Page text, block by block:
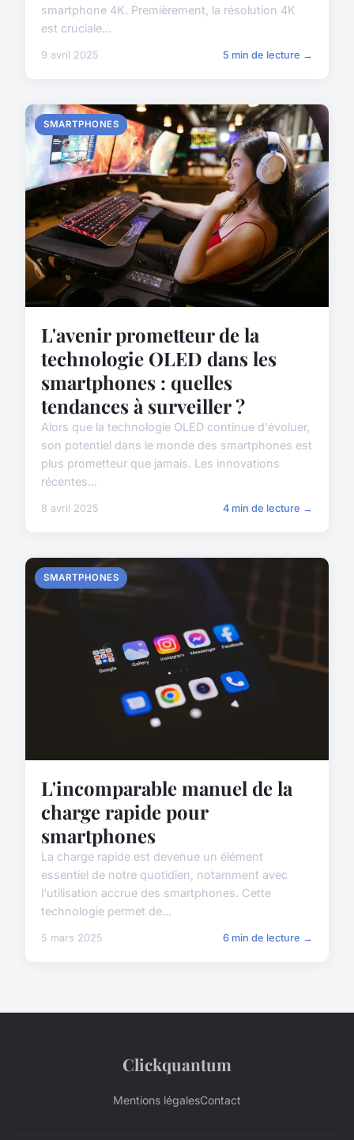
smartphone 4K. Premièrement, la résolution 4K
est cruciale...
9 avril 2025 5 min de lecture →
SMARTPHONES
L'avenir prometteur de la
technologie OLED dans les
smartphones : quelles
tendances à surveiller ?
Alors que la technologie OLED continue d'évoluer,
son potentiel dans le monde des smartphones est
plus prometteur que jamais. Les innovations
récentes...
8 avril 2025 4 min de lecture →
SMARTPHONES
L'incomparable manuel de la
charge rapide pour
smartphones
La charge rapide est devenue un élément
essentiel de notre quotidien, notamment avec
l'utilisation accrue des smartphones. Cette
technologie permet de...
5 mars 2025 6 min de lecture →
Clickquantum
Mentions légalesContact